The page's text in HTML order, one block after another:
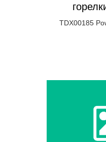
TDX00185